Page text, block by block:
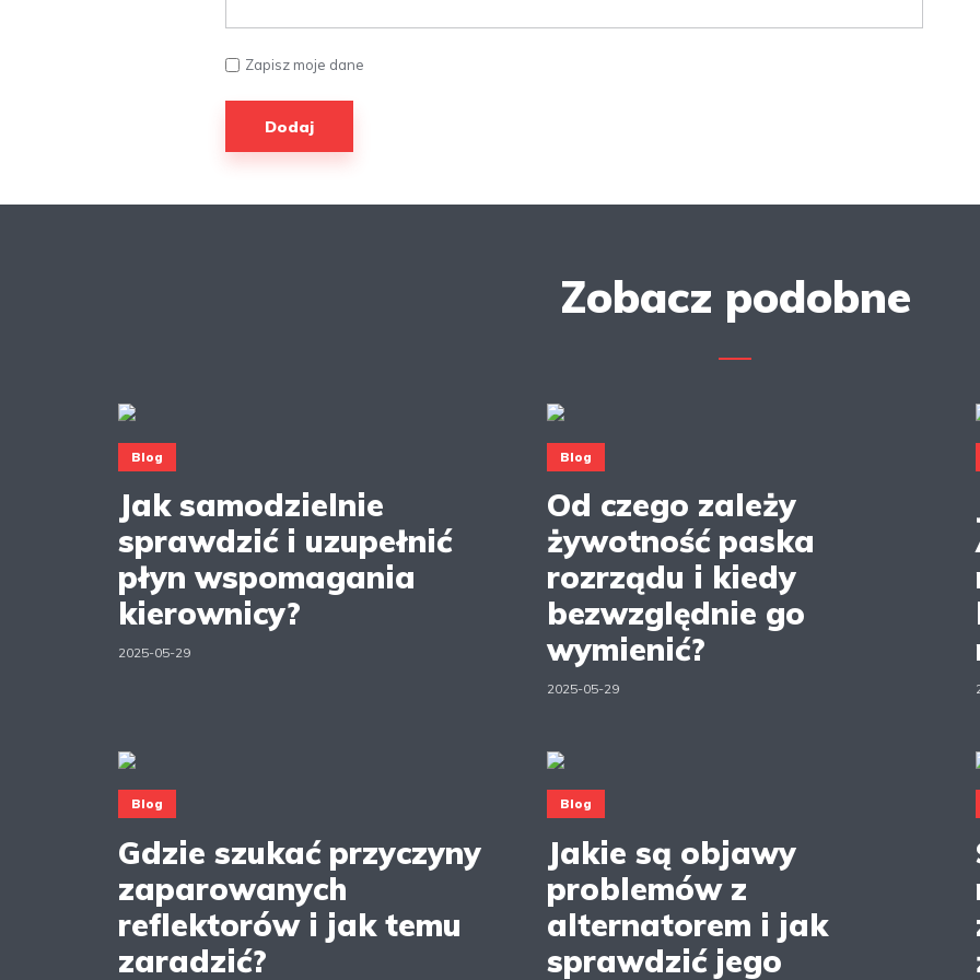
Zapisz moje dane
Zobacz podobne
Blog
Jak samodzielnie
sprawdzić i uzupełnić
płyn wspomagania
kierownicy?
2025-05-29
Blog
Od czego zależy
żywotność paska
rozrządu i kiedy
bezwzględnie go
wymienić?
2025-05-29
Blog
Gdzie szukać przyczyny
zaparowanych
reflektorów i jak temu
zaradzić?
Blog
Jakie są objawy
problemów z
alternatorem i jak
sprawdzić jego